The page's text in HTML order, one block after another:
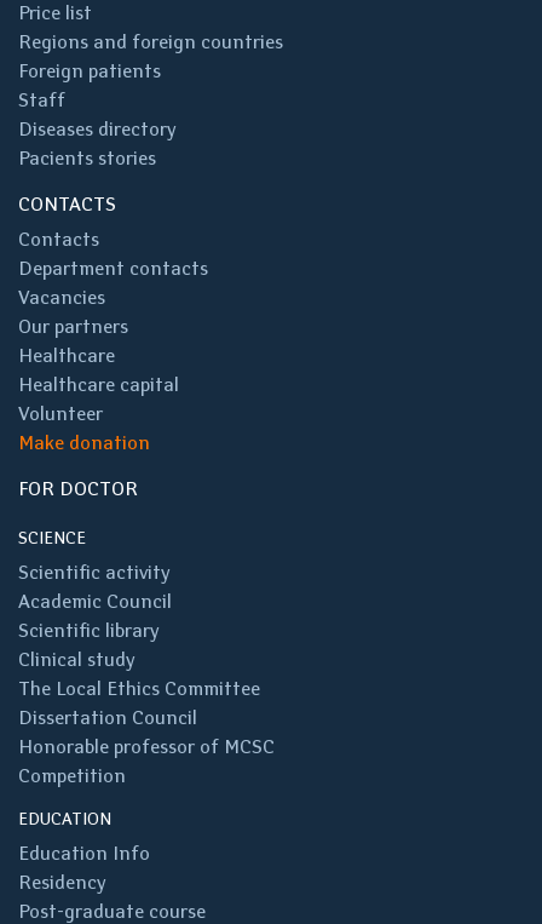
Price list
Regions and foreign countries
Foreign patients
Staff
Diseases directory
Pacients stories
CONTACTS
Contacts
Department contacts
Vacancies
Our partners
Healthcare
Healthcare capital
Volunteer
Make donation
FOR DOCTOR
SCIENCE
Scientific activity
Academic Council
Scientific library
Clinical study
The Local Ethics Committee
Dissertation Council
Honorable professor of MCSC
Competition
EDUCATION
Education Info
Residency
Post-graduate course